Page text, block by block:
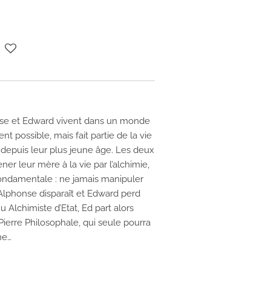
et Edward vivent dans un monde
possible, mais fait partie de la vie
leur plus jeune âge. Les deux
leur mère à la vie par l’alchimie,
: ne jamais manipuler
disparaît et Edward perd
Alchimiste d’Etat, Ed part alors
Philosophale, qui seule pourra